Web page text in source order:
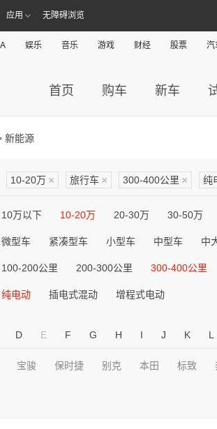
应用 无障碍浏览
娱乐 音乐 游戏 财经 股票 汽
首页 购车 新车
新能源
10-20万 × 旅行车 × 300-400公里 × 纯
10万以下 10-20万 20-30万 30-50万
微型车 紧凑型车 小型车 中型车 中
100-200公里 200-300公里 300-400公里
纯电动 插电式混动 增程式电动
D E F G H I J K L
宝骏 保时捷 别克 本田 标致